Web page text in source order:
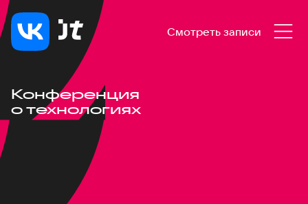
Смотреть записи
Конференция
о технологиях